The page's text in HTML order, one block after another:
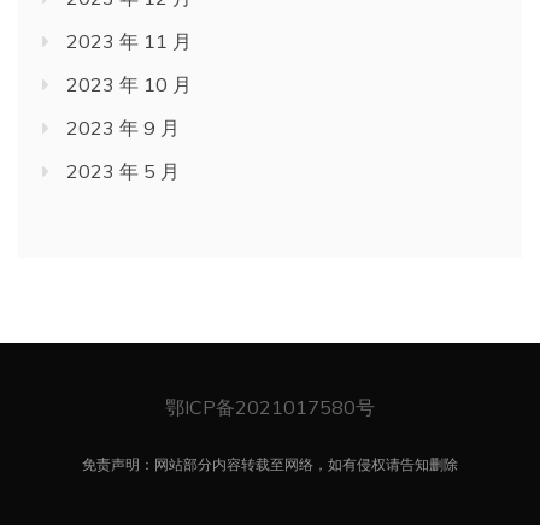
2023 年 11 月
2023 年 10 月
2023 年 9 月
2023 年 5 月
鄂ICP备2021017580号
免责声明：网站部分内容转载至网络，如有侵权请告知删除